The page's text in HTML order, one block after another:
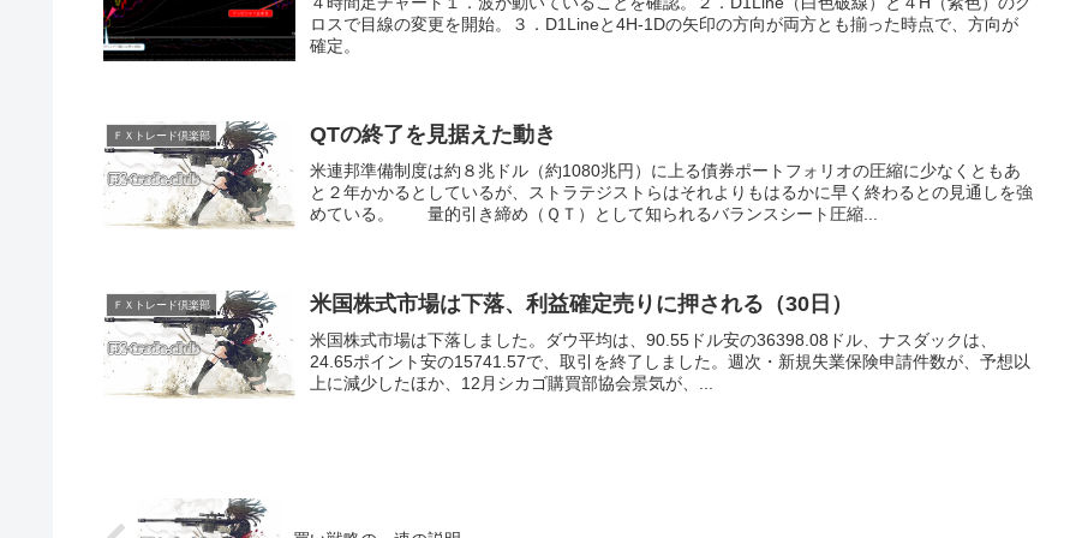
ロスで目線の変更を開始。３．D1Lineと4H-1Dの矢印の方向が両方とも揃った時点で、方向が
確定。
ＦＸトレード倶楽部 QTの終了を見据えた動き
米連邦準備制度は約８兆ドル（約1080兆円）に上る債券ポートフォリオの圧縮に少なくともあ
と２年かかるとしているが、ストラテジストらはそれよりもはるかに早く終わるとの見通しを強
めている。 量的引き締め（ＱＴ）として知られるバランスシート圧縮...
ＦＸトレード倶楽部 米国株式市場は下落、利益確定売りに押される（30日）
米国株式市場は下落しました。ダウ平均は、90.55ドル安の36398.08ドル、ナスダックは、
24.65ポイント安の15741.57で、取引を終了しました。週次・新規失業保険申請件数が、予想以
上に減少したほか、12月シカゴ購買部協会景気が、...